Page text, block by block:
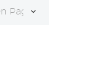
Page